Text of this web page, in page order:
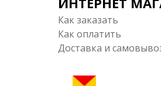
Как заказать
Как оплатить
Доставка и